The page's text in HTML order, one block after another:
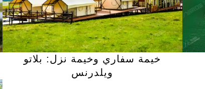
خيمة سفاري وخيمة نزل: بلاتو
ويلدرنس